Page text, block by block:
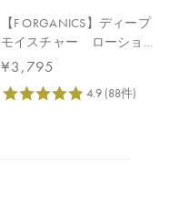
【F ORGANICS】ディープ
モイスチャー ローショ
ン 詰替え用 140mL
¥3,795